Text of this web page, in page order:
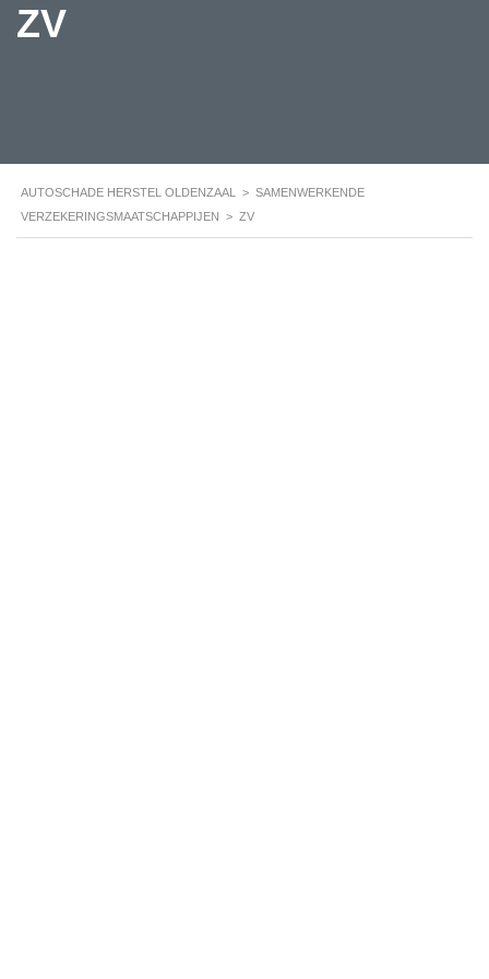
ZV
AUTOSCHADE HERSTEL OLDENZAAL > SAMENWERKENDE
VERZEKERINGSMAATSCHAPPIJEN > ZV